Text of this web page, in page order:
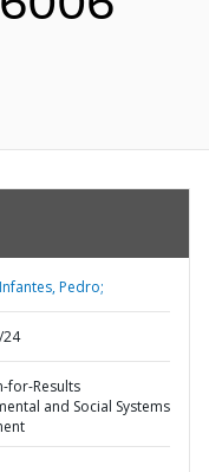
Pedro;
24
for-Results
and Social Systems